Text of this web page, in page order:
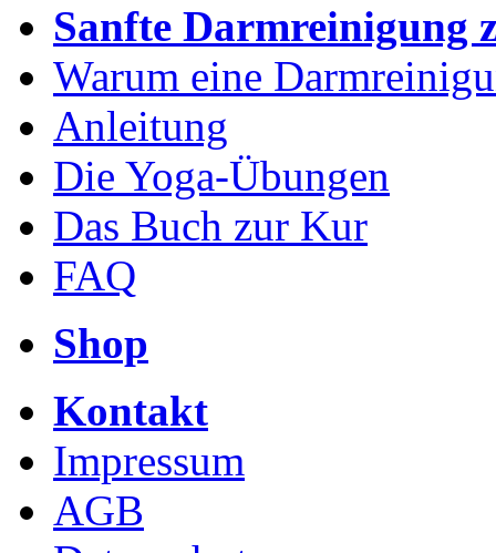
Sanfte Darmreinigung
Warum eine
Anleitung
Die Yoga-Übungen
Das Buch zur Kur
FAQ
Shop
Kontakt
Impressum
AGB